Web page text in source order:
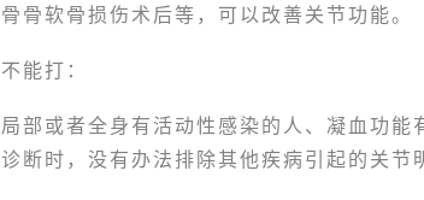
骨骨软骨损伤术后等，可以改善关节功能。
不能打：
局部或者全身有活动性感染的人、凝血功能
诊断时，没有办法排除其他疾病引起的关节